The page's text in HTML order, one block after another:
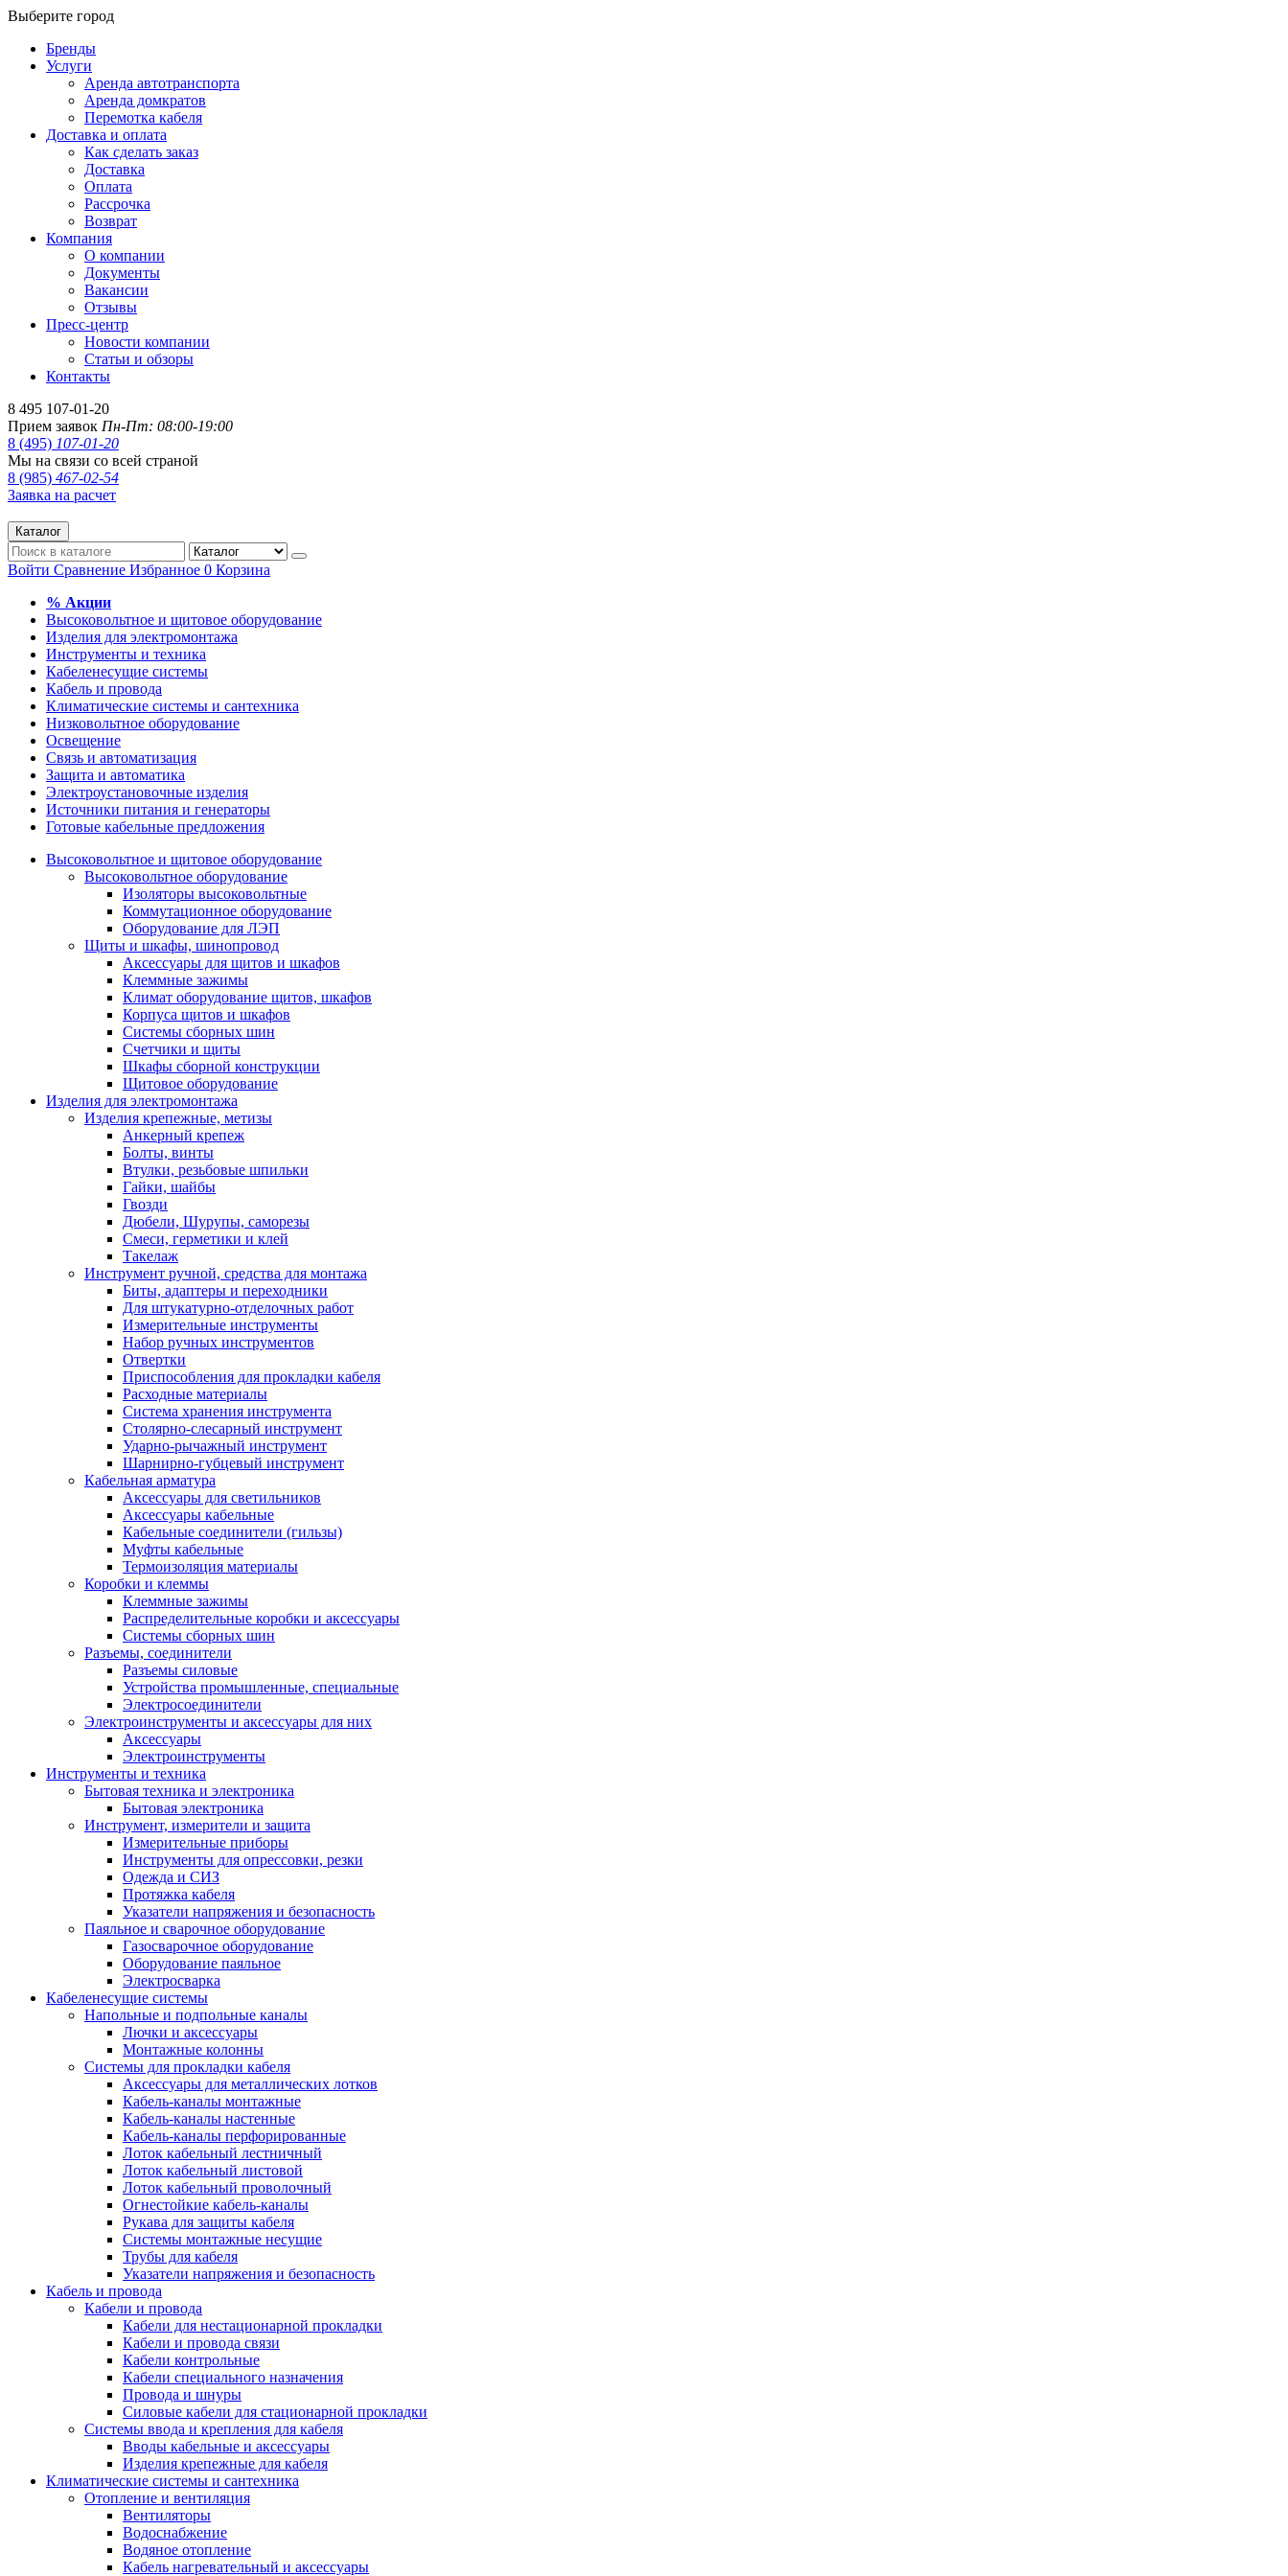
Выберите город
Бренды
Услуги
Аренда автотранспорта
Аренда домкратов
Перемотка кабеля
Доставка и оплата
Как сделать заказ
Доставка
Оплата
Рассрочка
Возврат
Компания
О компании
Документы
Вакансии
Отзывы
Пресс-центр
Новости компании
Статьи и обзоры
Контакты
8 495 107-01-20
Прием заявок Пн-Пт: 08:00-19:00
8 (495) 107-01-20
Мы на связи со всей страной
8 (985) 467-02-54
Заявка на расчет
Каталог
Войти Сравнение Избранное 0 Корзина
% Акции
Высоковольтное и щитовое оборудование
Изделия для электромонтажа
Инструменты и техника
Кабеленесущие системы
Кабель и провода
Климатические системы и сантехника
Низковольтное оборудование
Освещение
Связь и автоматизация
Защита и автоматика
Электроустановочные изделия
Источники питания и генераторы
Готовые кабельные предложения
Высоковольтное и щитовое оборудование
Высоковольтное оборудование
Изоляторы высоковольтные
Коммутационное оборудование
Оборудование для ЛЭП
Щиты и шкафы, шинопровод
Аксессуары для щитов и шкафов
Клеммные зажимы
Климат оборудование щитов, шкафов
Корпуса щитов и шкафов
Системы сборных шин
Счетчики и щиты
Шкафы сборной конструкции
Щитовое оборудование
Изделия для электромонтажа
Изделия крепежные, метизы
Анкерный крепеж
Болты, винты
Втулки, резьбовые шпильки
Гайки, шайбы
Гвозди
Дюбели, Шурупы, саморезы
Смеси, герметики и клей
Такелаж
Инструмент ручной, средства для монтажа
Биты, адаптеры и переходники
Для штукатурно-отделочных работ
Измерительные инструменты
Набор ручных инструментов
Отвертки
Приспособления для прокладки кабеля
Расходные материалы
Система хранения инструмента
Столярно-слесарный инструмент
Ударно-рычажный инструмент
Шарнирно-губцевый инструмент
Кабельная арматура
Аксессуары для светильников
Аксессуары кабельные
Кабельные соединители (гильзы)
Муфты кабельные
Термоизоляция материалы
Коробки и клеммы
Клеммные зажимы
Распределительные коробки и аксессуары
Системы сборных шин
Разъемы, соединители
Разъемы силовые
Устройства промышленные, специальные
Электросоединители
Электроинструменты и аксессуары для них
Аксессуары
Электроинструменты
Инструменты и техника
Бытовая техника и электроника
Бытовая электроника
Инструмент, измерители и защита
Измерительные приборы
Инструменты для опрессовки, резки
Одежда и СИЗ
Протяжка кабеля
Указатели напряжения и безопасность
Паяльное и сварочное оборудование
Газосварочное оборудование
Оборудование паяльное
Электросварка
Кабеленесущие системы
Напольные и подпольные каналы
Лючки и аксессуары
Монтажные колонны
Системы для прокладки кабеля
Аксессуары для металлических лотков
Кабель-каналы монтажные
Кабель-каналы настенные
Кабель-каналы перфорированные
Лоток кабельный лестничный
Лоток кабельный листовой
Лоток кабельный проволочный
Огнестойкие кабель-каналы
Рукава для защиты кабеля
Системы монтажные несущие
Трубы для кабеля
Указатели напряжения и безопасность
Кабель и провода
Кабели и провода
Кабели для нестационарной прокладки
Кабели и провода связи
Кабели контрольные
Кабели специального назначения
Провода и шнуры
Силовые кабели для стационарной прокладки
Системы ввода и крепления для кабеля
Вводы кабельные и аксессуары
Изделия крепежные для кабеля
Климатические системы и сантехника
Отопление и вентиляция
Вентиляторы
Водоснабжение
Водяное отопление
Кабель нагревательный и аксессуары